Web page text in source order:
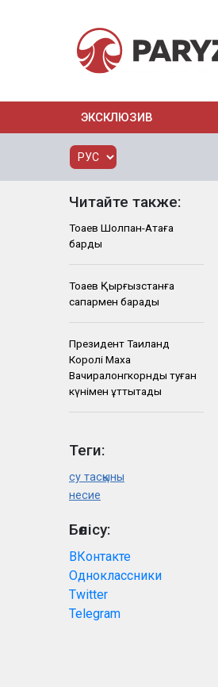
ЭКСКЛЮЗИВ
Читайте также:
Тоқаев Шолпан-Атаға
барды
Тоқаев Қырғызстанға
сапармен барады
Президент Таиланд
Королі Маха
Вачиралонгкорнды туған
күнімен құттықтады
Теги:
су тасқыны
несие
Бөлісу:
ВКонтакте
Одноклассники
Twitter
Telegram